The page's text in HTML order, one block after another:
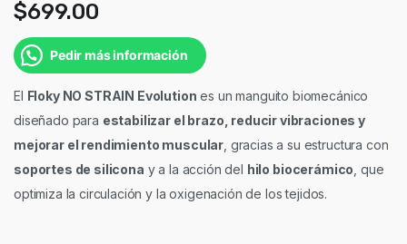
$699.00
Pedir más información
El Floky NO STRAIN Evolution es un manguito biomecánico
diseñado para estabilizar el brazo, reducir vibraciones y
mejorar el rendimiento muscular , gracias a su estructura con
soportes de silicona y a la acción del hilo biocerámico , que
optimiza la circulación y la oxigenación de los tejidos.